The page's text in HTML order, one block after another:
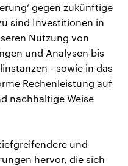
gegen zukünftige
sind Investitionen in
Nutzung von
und Analysen bis
- sowie in das
Rechenleistung auf
nachhaltige Weise
und
hervor, die sich